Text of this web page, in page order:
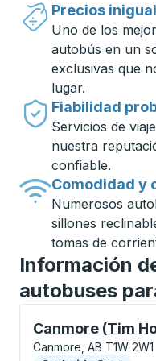
Precios
Uno de los
autobús en un
exclusivas que
lugar.
Fiabilidad
Servicios de
nuestra
confiable.
Comodidad y
Numerosos
sillones
tomas de
Información
autobuses
Canmore (Tim
Curbside Stop,
Canmore, AB T1W 2W1